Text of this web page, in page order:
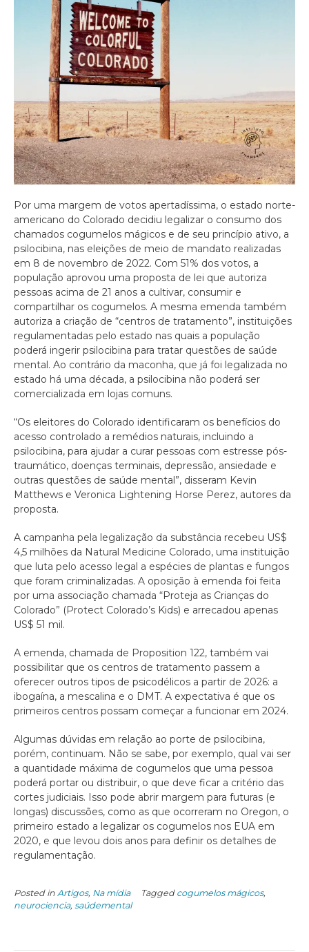
Por uma margem de votos apertadíssima, o estado norte-
americano do Colorado decidiu legalizar o consumo dos
chamados cogumelos mágicos e de seu princípio ativo, a
psilocibina, nas eleições de meio de mandato realizadas
em 8 de novembro de 2022. Com 51% dos votos, a
população aprovou uma proposta de lei que autoriza
pessoas acima de 21 anos a cultivar, consumir e
compartilhar os cogumelos. A mesma emenda também
autoriza a criação de “centros de tratamento”, instituições
regulamentadas pelo estado nas quais a população
poderá ingerir psilocibina para tratar questões de saúde
mental. Ao contrário da maconha, que já foi legalizada no
estado há uma década, a psilocibina não poderá ser
comercializada em lojas comuns.
“Os eleitores do Colorado identificaram os benefícios do
acesso controlado a remédios naturais, incluindo a
psilocibina, para ajudar a curar pessoas com estresse pós-
traumático, doenças terminais, depressão, ansiedade e
outras questões de saúde mental”, disseram Kevin
Matthews e Veronica Lightening Horse Perez, autores da
proposta.
A campanha pela legalização da substância recebeu US$
4,5 milhões da Natural Medicine Colorado, uma instituição
que luta pelo acesso legal a espécies de plantas e fungos
que foram criminalizadas. A oposição à emenda foi feita
por uma associação chamada “Proteja as Crianças do
Colorado” (Protect Colorado’s Kids) e arrecadou apenas
US$ 51 mil.
A emenda, chamada de Proposition 122, também vai
possibilitar que os centros de tratamento passem a
oferecer outros tipos de psicodélicos a partir de 2026: a
ibogaína, a mescalina e o DMT. A expectativa é que os
primeiros centros possam começar a funcionar em 2024.
Algumas dúvidas em relação ao porte de psilocibina,
porém, continuam. Não se sabe, por exemplo, qual vai ser
a quantidade máxima de cogumelos que uma pessoa
poderá portar ou distribuir, o que deve ficar a critério das
cortes judiciais. Isso pode abrir margem para futuras (e
longas) discussões, como as que ocorreram no Oregon, o
primeiro estado a legalizar os cogumelos nos EUA em
2020, e que levou dois anos para definir os detalhes de
regulamentação.
Posted in Artigos, Na mídia Tagged cogumelos mágicos,
neurociencia, saúdemental